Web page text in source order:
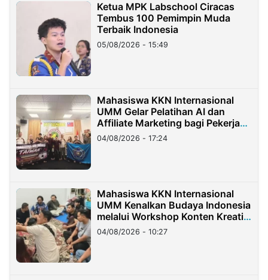
Ketua MPK Labschool Ciracas
Tembus 100 Pemimpin Muda
Terbaik Indonesia
05/08/2026 - 15:49
Mahasiswa KKN Internasional
UMM Gelar Pelatihan AI dan
Affiliate Marketing bagi Pekerja
Migran Indonesia di Taiwan
04/08/2026 - 17:24
Mahasiswa KKN Internasional
UMM Kenalkan Budaya Indonesia
melalui Workshop Konten Kreatif
di Taiwan
04/08/2026 - 10:27